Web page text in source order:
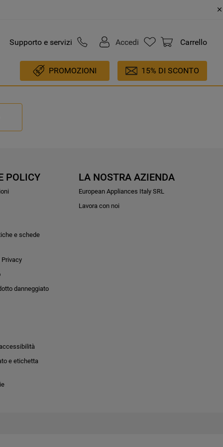
Supporto e servizi Accedi Carrello
PROMOZIONI 15% DI SCONTO
POLICY
e schede
danneggiato
e etichetta
LA NOSTRA AZIENDA
European Appliances Italy SRL
Lavora con noi